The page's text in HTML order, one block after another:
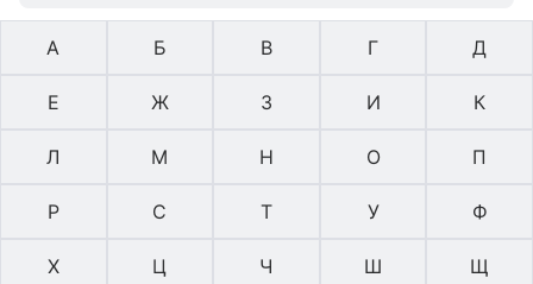
А Б В Г Д
Е Ж З И К
Л М Н О П
Р С Т У Ф
Х Ц Ч Ш Щ